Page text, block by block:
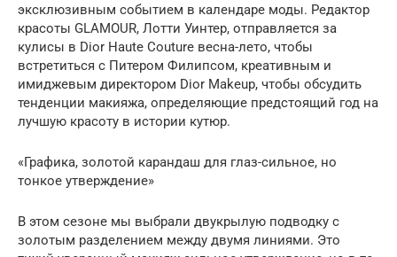
эксклюзивным событием в календаре моды. Редактор
красоты GLAMOUR, Лотти Уинтер, отправляется за
кулисы в Dior Haute Couture весна-лето, чтобы
встретиться с Питером Филипсом, креативным и
имиджевым директором Dior Makeup, чтобы обсудить
тенденции макияжа, определяющие предстоящий год на
лучшую красоту в истории кутюр.
«Графика, золотой карандаш для глаз-сильное, но
тонкое утверждение»
В этом сезоне мы выбрали двукрылую подводку с
золотым разделением между двумя линиями. Это